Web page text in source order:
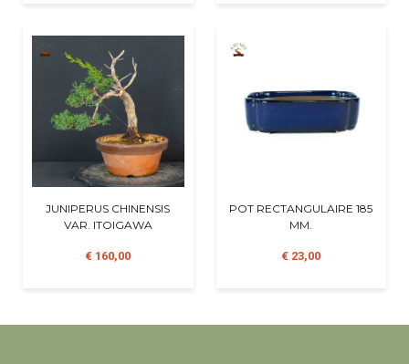
JUNIPERUS CHINENSIS
VAR. ITOIGAWA
€ 160,00
POT RECTANGULAIRE 185
MM.
€ 23,00